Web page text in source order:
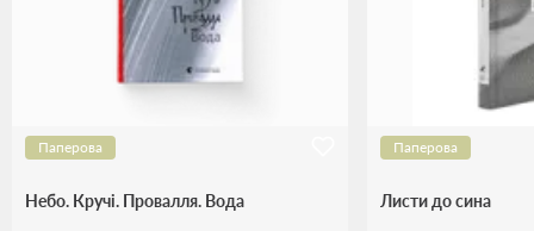
Паперова
Небо. Кручі. Провалля. Вода
Паперова
Листи до сина